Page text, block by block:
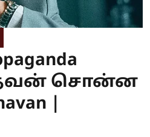
சொன்ன
|